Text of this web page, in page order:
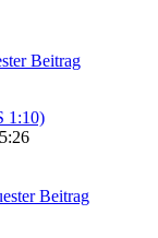
1:10)